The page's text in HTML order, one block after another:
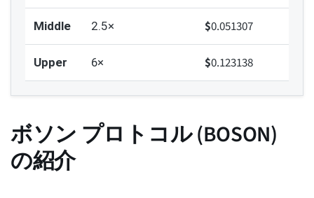
Middle 2.5× $0.051307
Upper 6× $0.123138
ボソン プロトコル (BOSON)
の紹介